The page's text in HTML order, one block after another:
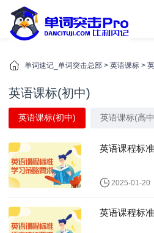
单词速记_单词突击总部 > 英语课标 >
英语课标(初中)
英语课标(初中) 英语课标(高
英语课程标
2025-01-20
英语课程标